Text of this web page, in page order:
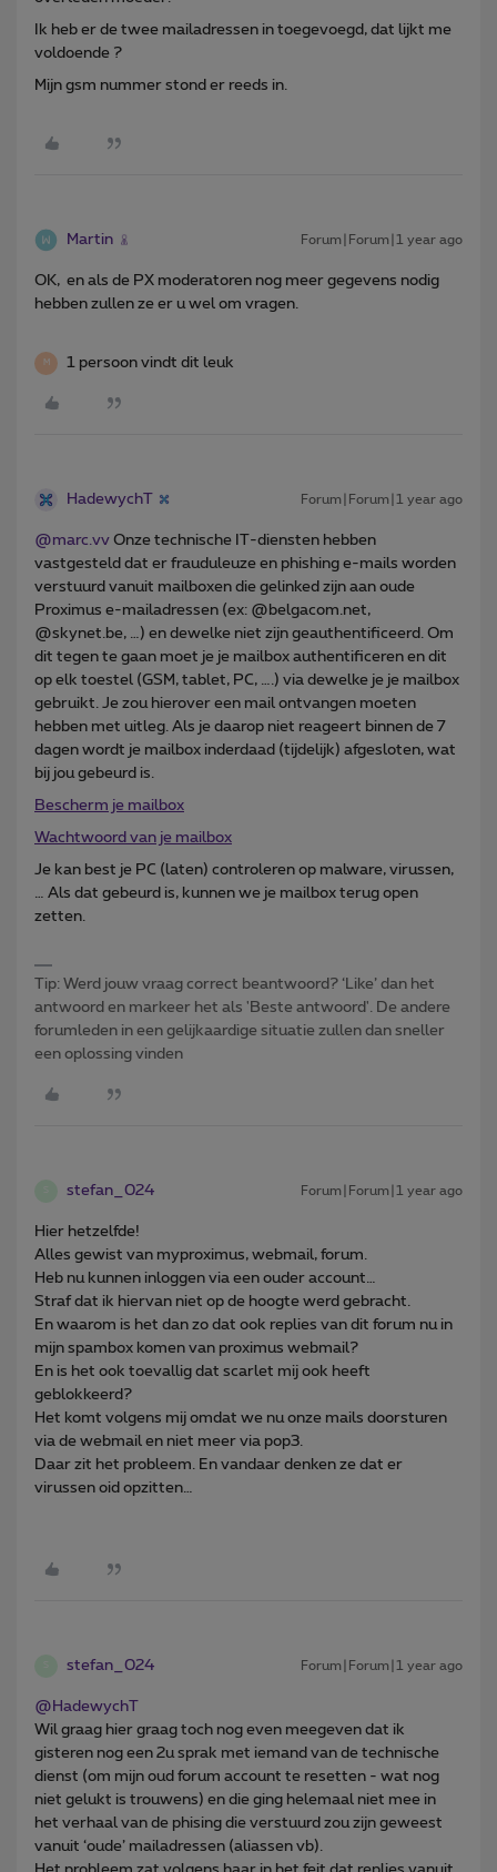
Ik heb er de twee mailadressen in toegevoegd, dat lijkt me
voldoende ?
Mijn gsm nummer stond er reeds in.
Martin Forum|Forum|1 year ago
OK, en als de PX moderatoren nog meer gegevens nodig
hebben zullen ze er u wel om vragen.
M 1 persoon vindt dit leuk
HadewychT Forum|Forum|1 year ago
@marc.vv Onze technische IT-diensten hebben
vastgesteld dat er frauduleuze en phishing e-mails worden
verstuurd vanuit mailboxen die gelinked zijn aan oude
Proximus e-mailadressen (ex: @belgacom.net,
@skynet.be, …) en dewelke niet zijn geauthentificeerd. Om
dit tegen te gaan moet je je mailbox authentificeren en dit
op elk toestel (GSM, tablet, PC, ….) via dewelke je je mailbox
gebruikt. Je zou hierover een mail ontvangen moeten
hebben met uitleg. Als je daarop niet reageert binnen de 7
dagen wordt je mailbox inderdaad (tijdelijk) afgesloten, wat
bij jou gebeurd is.
Bescherm je mailbox
Wachtwoord van je mailbox
Je kan best je PC (laten) controleren op malware, virussen,
… Als dat gebeurd is, kunnen we je mailbox terug open
zetten.
Tip: Werd jouw vraag correct beantwoord? ‘Like’ dan het
antwoord en markeer het als 'Beste antwoord'. De andere
forumleden in een gelijkaardige situatie zullen dan sneller
een oplossing vinden
stefan_024 Forum|Forum|1 year ago
Hier hetzelfde!
Alles gewist van myproximus, webmail, forum.
Heb nu kunnen inloggen via een ouder account…
Straf dat ik hiervan niet op de hoogte werd gebracht.
En waarom is het dan zo dat ook replies van dit forum nu in
mijn spambox komen van proximus webmail?
En is het ook toevallig dat scarlet mij ook heeft
geblokkeerd?
Het komt volgens mij omdat we nu onze mails doorsturen
via de webmail en niet meer via pop3.
Daar zit het probleem. En vandaar denken ze dat er
virussen oid opzitten…
stefan_024 Forum|Forum|1 year ago
@HadewychT
Wil graag hier graag toch nog even meegeven dat ik
gisteren nog een 2u sprak met iemand van de technische
dienst (om mijn oud forum account te resetten - wat nog
niet gelukt is trouwens) en die ging helemaal niet mee in
het verhaal van de phising die verstuurd zou zijn geweest
vanuit ‘oude’ mailadressen (aliassen vb).